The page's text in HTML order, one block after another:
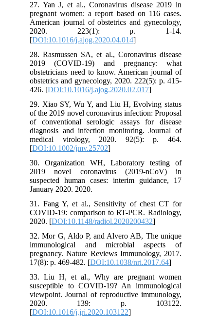
27. Yan J, et al., Coronavirus disease 2019 in
pregnant women: a report based on 116 cases.
American journal of obstetrics and gynecology,
2020. 223(1): p. 1-14.
[DOI:10.1016/j.ajog.2020.04.014
28. Rasmussen SA, et al., Coronavirus disease
2019 (COVID-19) and pregnancy: what
obstetricians need to know. American journal of
obstetrics and gynecology, 2020. 222(5): p. 415-
426. [DOI:10.1016/j.ajog.2020.02.017
29. Xiao SY, Wu Y, and Liu H, Evolving status
of the 2019 novel coronavirus infection: Proposal
of conventional serologic assays for disease
diagnosis and infection monitoring. Journal of
medical virology, 2020. 92(5): p. 464.
[DOI:10.1002/jmv.25702
30. Organization WH, Laboratory testing of
2019 novel coronavirus (2019-nCoV) in
suspected human cases: interim guidance, 17
January 2020. 2020.
31. Fang Y, et al., Sensitivity of chest CT for
COVID-19: comparison to RT-PCR. Radiology,
2020. [DOI:10.1148/radiol.2020200432
32. Mor G, Aldo P, and Alvero AB, The unique
immunological and microbial aspects of
pregnancy. Nature Reviews Immunology, 2017.
17(8): p. 469-482. [DOI:10.1038/nri.2017.64
33. Liu H, et al., Why are pregnant women
susceptible to COVID-19? An immunological
viewpoint. Journal of reproductive immunology,
2020. 139: p. 103122.
[DOI:10.1016/j.jri.2020.103122